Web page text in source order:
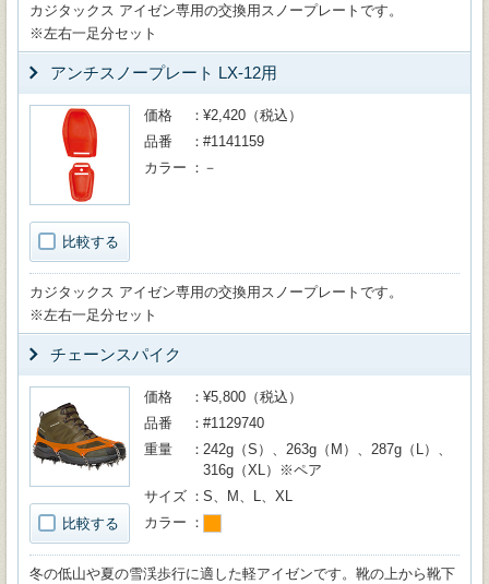
カジタックス アイゼン専用の交換用スノープレートです。
※左右一足分セット
アンチスノープレート LX-12用
比較する
価格
¥2,420（税込）
品番
#1141159
カラー
－
カジタックス アイゼン専用の交換用スノープレートです。
※左右一足分セット
チェーンスパイク
比較する
価格
¥5,800（税込）
品番
#1129740
重量
242g（S）、263g（M）、287g（L）、
316g（XL）※ペア
サイズ
S、M、L、XL
カラー
冬の低山や夏の雪渓歩行に適した軽アイゼンです。靴の上から靴下